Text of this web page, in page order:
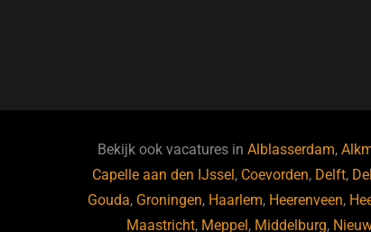
o
k
Bekijk ook vacatures in Alblasserdam,
Capelle aan den IJssel , Coevorden, Delft,
Gouda, Groningen, Haarlem, Heerenveen,
Maastricht, Meppel , Middelburg,